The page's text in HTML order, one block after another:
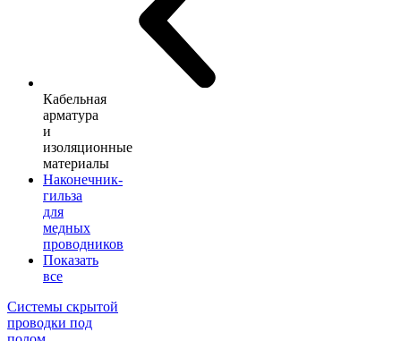
Кабельная
арматура
и
изоляционные
материалы
Наконечник-
гильза
для
медных
проводников
Показать
все
Системы скрытой
проводки под